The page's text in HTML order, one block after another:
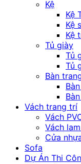
Kệ
Kệ
Kệ
Kệ
Tủ giày
Tủ
Tủ
Bàn
Vách trang trí
Vách
Vách
Cửa
Sofa
Dự Án Thi